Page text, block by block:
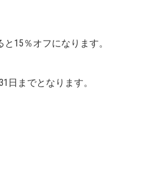
と15％オフになります。
日までとなります。